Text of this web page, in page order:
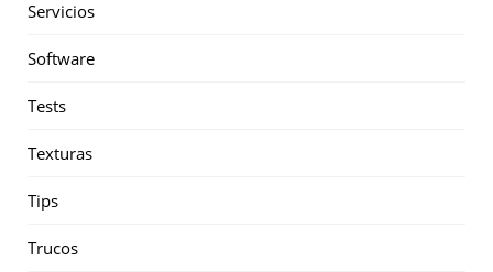
Servicios
Software
Tests
Texturas
Tips
Trucos